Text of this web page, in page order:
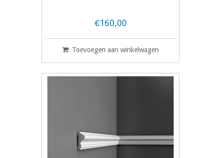
€160,00
Toevoegen aan winkelwagen